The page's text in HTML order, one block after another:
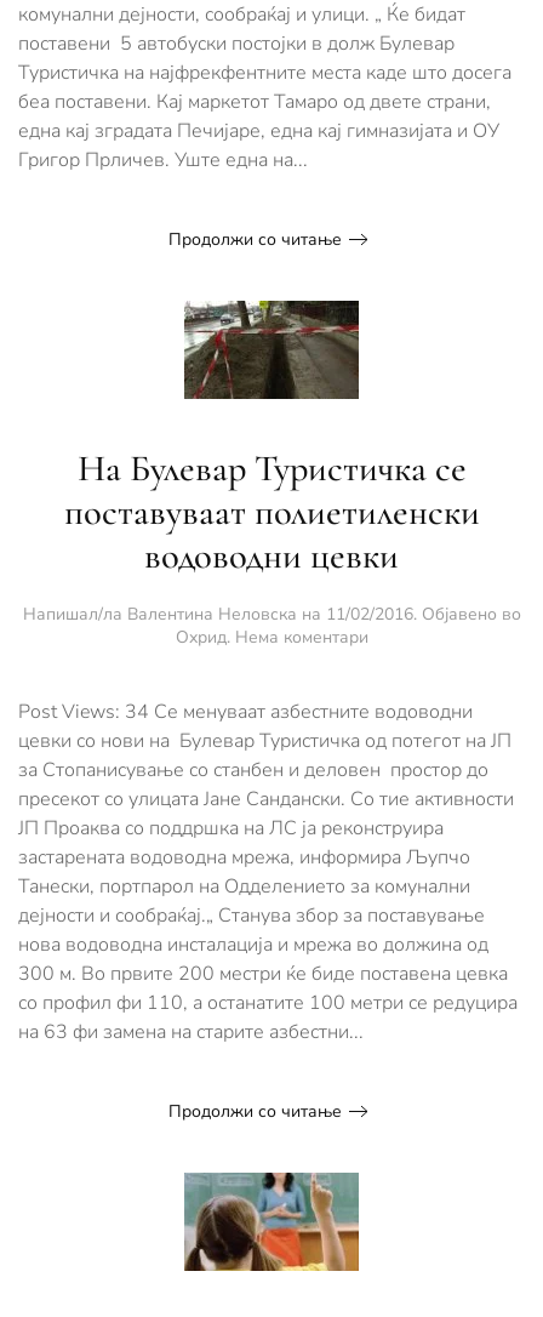
комунални дејности, сообраќај и улици. „ Ќе бидат
поставени 5 автобуски постојки в долж Булевар
Туристичка на најфрекфентните места каде што досега
беа поставени. Кај маркетот Тамаро од двете страни,
една кај зградата Печијаре, една кај гимназијата и ОУ
Григор Прличев. Уште една на...
Продолжи со читање
На Булевар Туристичка се
поставуваат полиетиленски
водоводни цевки
Напишал/ла Валентина Неловска на 11/02/2016. Објавено во
Охрид. Нема коментариза
Туристичка
поставуваат
полиетиленски
водоводни
цевки
Post Views: 34 Се менуваат азбестните водоводни
цевки со нови на Булевар Туристичка од потегот на ЈП
за Стопанисување со станбен и деловен простор до
пресекот со улицата Јане Сандански. Со тие активности
ЈП Проаква со поддршка на ЛС ја реконструира
застарената водоводна мрежа, информира Љупчо
Танески, портпарол на Одделението за комунални
дејности и сообраќај.„ Станува збор за поставување
нова водоводна инсталација и мрежа во должина од
300 м. Во првите 200 местри ќе биде поставена цевка
со профил фи 110, а останатите 100 метри се редуцира
на 63 фи замена на старите азбестни...
Продолжи со читање